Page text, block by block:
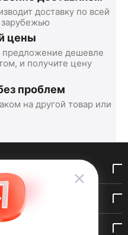
доставку по всей
цены
предложение дешевле
и получите цену
проблем
на другой товар или